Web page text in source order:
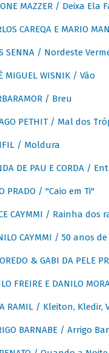
MAZZER / Deixa Ela
CAREQA E MARIO
SENNA / Nordeste
MIGUEL WISNIK / Vão
/ Breu
PETHIT / Mal dos
/ Moldura
DE PAU E CORDA /
PRADO / "Caio em Ti"
CAYMMI / Rainha dos
CAYMMI / 50 anos
& GABI DA PELE
FREIRE E DANILO
RAMIL / Kleiton,
BARNABE / Arrigo